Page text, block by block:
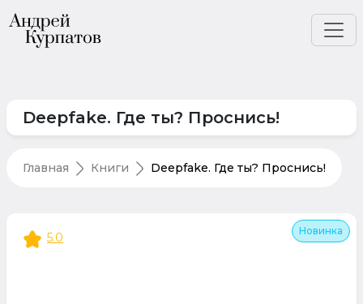
Deepfake. Где ты? Проснись!
Главная Книги Deepfake. Где ты? Проснись!
5.0 Новинка